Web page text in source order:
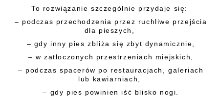
To rozwiązanie szczególnie przydaje się:
– podczas przechodzenia przez ruchliwe przejścia
dla pieszych,
– gdy inny pies zbliża się zbyt dynamicznie,
– w zatłoczonych przestrzeniach miejskich,
– podczas spacerów po restauracjach, galeriach
lub kawiarniach,
– gdy pies powinien iść blisko nogi.